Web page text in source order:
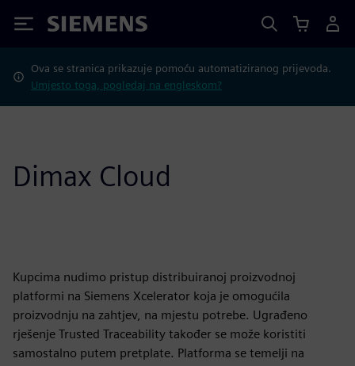
Siemens
Ova se stranica prikazuje pomoću automatiziranog prijevoda.
Umjesto toga, pogledaj na engleskom?
Dimax Cloud
Kupcima nudimo pristup distribuiranoj proizvodnoj
platformi na Siemens Xcelerator koja je omogućila
proizvodnju na zahtjev, na mjestu potrebe. Ugrađeno
rješenje Trusted Traceability također se može koristiti
samostalno putem pretplate. Platforma se temelji na